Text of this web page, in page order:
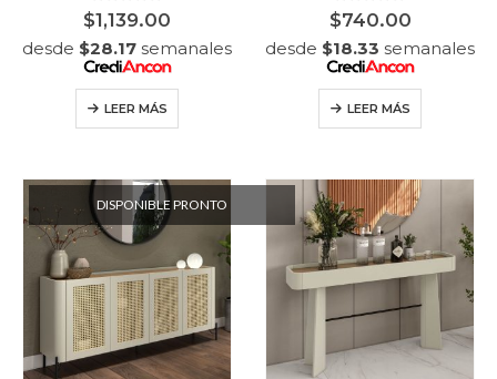
0out of 5
$1,139.00
desde $28.17 semanales
LEER MÁS
0out of 5
$740.00
desde $18.33 semanales
LEER MÁS
DISPONIBLE PRONTO